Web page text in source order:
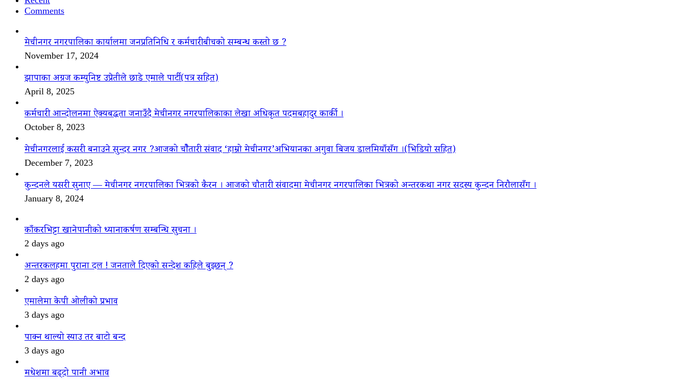
Comments
मेचीनगर नगरपालिका कार्यालमा जनप्रतिनिधि र कर्मचारीबीचको सम्बन्ध कस्तो छ ?
November 17, 2024
झापाका अग्रज कम्युनिष्ट उप्रेतीले छाडे एमाले पार्टी(पत्र सहित)
April 8, 2025
कर्मचारी आन्दोलनमा ऐक्यबद्धता जनाउँदै मेचीनगर नगरपालिकाका लेखा अधिकृत पदमबहादुर कार्की ।
October 8, 2023
मेचीनगरलाई कसरी बनाउने सुन्दर नगर ?आजको चौैतारी संवाद ‘हाम्रो मेचीनगर’अभियानका अगुवा बिजय डालमियाँसँग ।(भिडियो सहित)
December 7, 2023
कुन्दनले यसरी सुनाए — मेचीनगर नगरपालिका भित्रको कैरन । आजको चौतारी संवादमा मेचीनगर नगरपालिका भित्रको अन्तरकथा नगर सदस्य कुन्दन निरौलासँग ।
January 8, 2024
काँकरभिट्टा खानेपानीको ध्यानाकर्षण सम्बन्धि सुचना ।
2 days ago
अन्तरकलहमा पुराना दल ! जनताले दिएको सन्देश कहिले बुझ्छन् ?
2 days ago
एमालेमा केपी ओलीको प्रभाव
3 days ago
पाक्न थाल्यो स्याउ तर बाटो बन्द
3 days ago
मधेशमा बढ्दो पानी अभाव